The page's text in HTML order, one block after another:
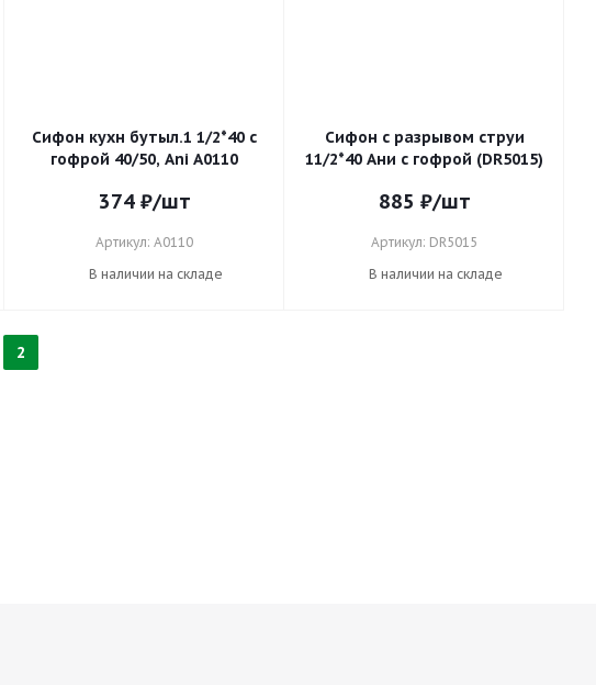
Сифон кухн бутыл.1 1/2*40 с
гофрой 40/50, Ani А0110
374₽/шт
Артикул: А0110
В наличии на складе
Сифон с разрывом струи
11/2*40 Ани с гофрой (DR5015)
885 ₽/шт
Артикул: DR5015
В наличии на складе
2